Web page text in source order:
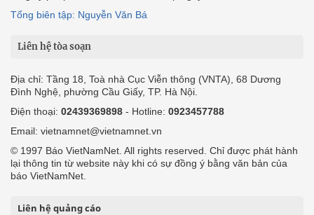
Tổng biên tập: Nguyễn Văn Bá
Liên hệ tòa soạn
Địa chỉ: Tầng 18, Toà nhà Cục Viễn thông (VNTA), 68 Dương
Đình Nghệ, phường Cầu Giấy, TP. Hà Nội.
Điện thoại: 02439369898 - Hotline: 0923457788
Email: vietnamnet@vietnamnet.vn
© 1997 Báo VietNamNet. All rights reserved. Chỉ được phát hành
lại thông tin từ website này khi có sự đồng ý bằng văn bản của
báo VietNamNet.
Liên hệ quảng cáo